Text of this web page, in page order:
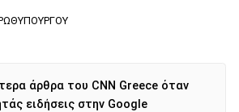
άρθρα του CNN Greece όταν
ειδήσεις στην Google